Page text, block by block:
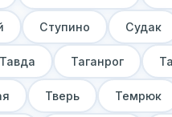
Ступино Судак
Тавда Таганрог
Тверь Темрюк